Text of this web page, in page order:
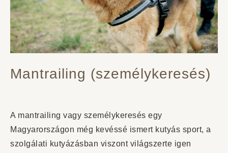
Mantrailing (személykeresés)
A mantrailing vagy személykeresés egy
Magyarországon még kevéssé ismert kutyás sport, a
szolgálati kutyázásban viszont világszerte igen